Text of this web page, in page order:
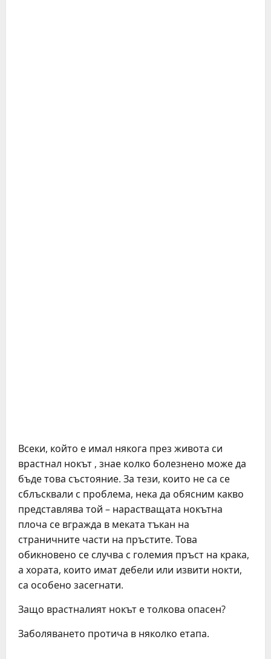
Всеки, който е имал някога през живота си
врастнал нокът , знае колко болезнено може да
бъде това състояние. За тези, които не са се
сблъсквали с проблема, нека да обясним какво
представлява той – нарастващата нокътна
плоча се вгражда в меката тъкан на
страничните части на пръстите. Това
обикновено се случва с големия пръст на крака,
а хората, които имат дебели или извити нокти,
са особено засегнати.
Защо врастналият нокът е толкова опасен?
Заболяването протича в няколко етапа.